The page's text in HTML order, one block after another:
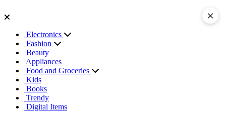
Electronics
Fashion
Beauty
Appliances
Food and Groceries
Kids
Books
Trendy
Digital Items
×